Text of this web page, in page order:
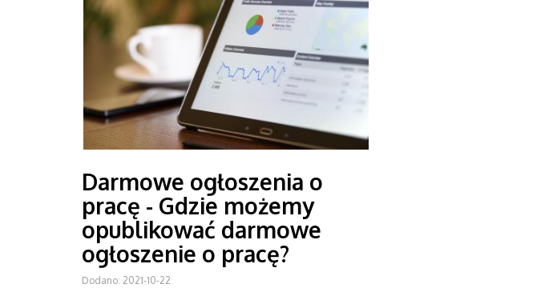
Darmowe ogłoszenia o
pracę - Gdzie możemy
opublikować darmowe
ogłoszenie o pracę?
Dodano: 2021-10-22